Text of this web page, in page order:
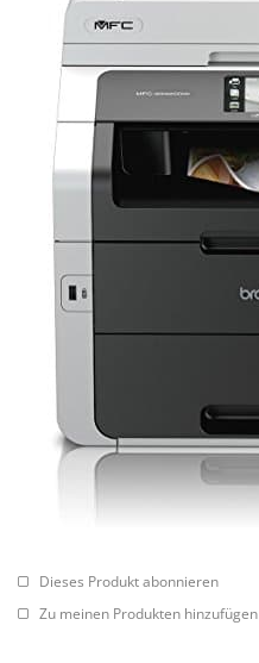
Dieses Produkt abonnieren
Zu meinen Produkten hinzufügen